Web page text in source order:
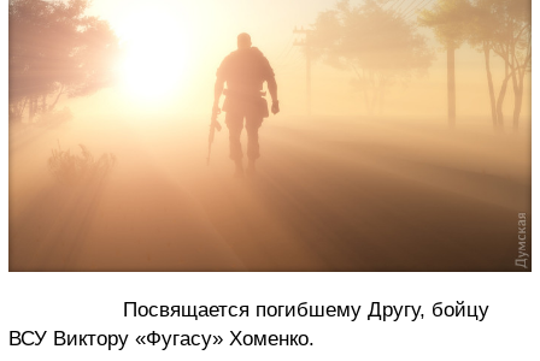
Посвящается погибшему Другу, бойцу
ВСУ Виктору «Фугасу» Хоменко.